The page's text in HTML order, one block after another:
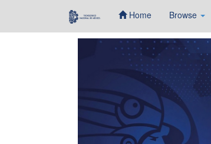
Home Browse